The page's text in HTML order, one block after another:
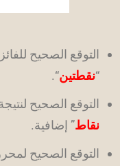
التوقع الصحيح
“نقطتين“.
التوقع الصحيح
نقاط” إضافية.
التوقع الصحيح